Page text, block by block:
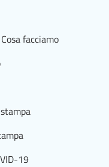
facciamo
19